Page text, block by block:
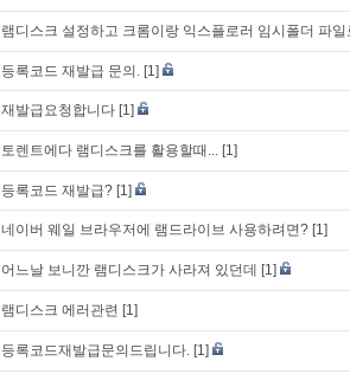
램디스크 설정하고 크롬이랑 익스플로러 임시폴더 파
등록코드 재발급 문의. [1]
재발급요청합니다 [1]
토렌트에다 램디스크를 활용할때... [1]
등록코드 재발급? [1]
네이버 웨일 브라우저에 램드라이브 사용하려면? [1]
어느날 보니깐 램디스크가 사라져 있던데 [1]
램디스크 에러관련 [1]
등록코드재발급문의드립니다. [1]